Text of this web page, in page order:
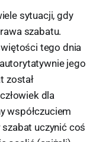
sytuacji, gdy
szabatu.
tego dnia
jego
został
dla
współczuciem
uczynić coś